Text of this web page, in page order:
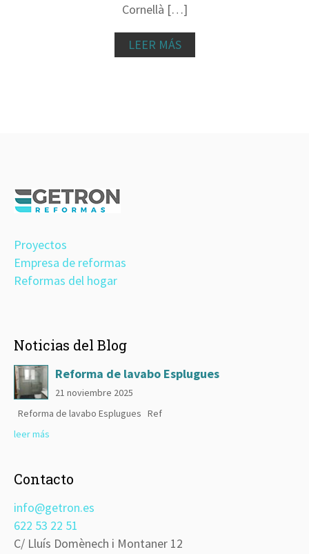
Cornellà […]
LEER MÁS
Proyectos
Empresa de reformas
Reformas del hogar
Noticias del Blog
Reforma de lavabo Esplugues
21 noviembre 2025
Reforma de lavabo Esplugues Ref
leer más
Contacto
info@getron.es
622 53 22 51
C/ Lluís Domènech i Montaner 12